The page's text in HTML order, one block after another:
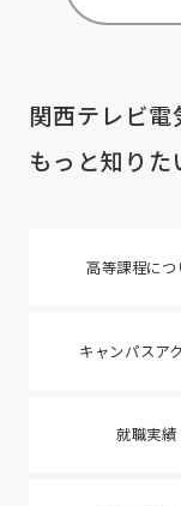
関西テレビ
もっと知りた
高等課程につ
キャンパスア
就職実績